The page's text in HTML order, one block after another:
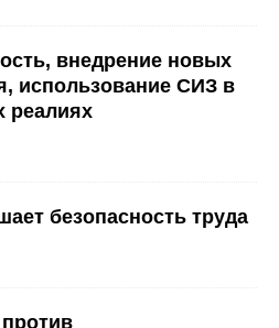
внедрение новых
использование СИЗ в
реалиях
безопасность труда